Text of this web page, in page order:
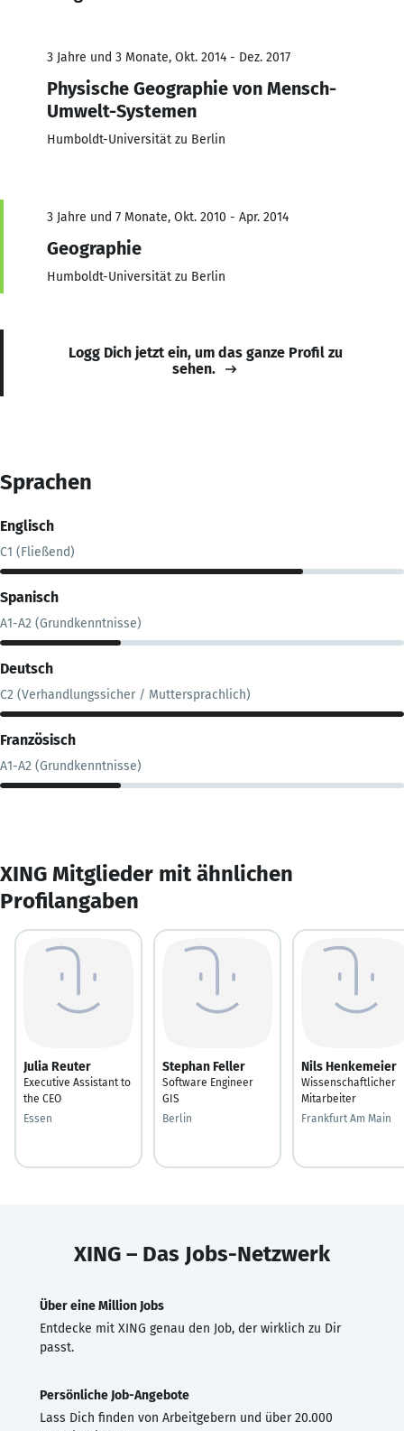
3 Jahre und 3 Monate, Okt. 2014 - Dez. 2017
Physische Geographie von Mensch-
Umwelt-Systemen
Humboldt-Universität zu Berlin
3 Jahre und 7 Monate, Okt. 2010 - Apr. 2014
Geographie
Humboldt-Universität zu Berlin
Logg Dich jetzt ein, um das ganze Profil zu
sehen.
Sprachen
Englisch
C1 (Fließend)
Spanisch
A1-A2 (Grundkenntnisse)
Deutsch
C2 (Verhandlungssicher / Muttersprachlich)
Französisch
A1-A2 (Grundkenntnisse)
XING Mitglieder mit ähnlichen
Profilangaben
Julia Reuter
Executive Assistant to
the CEO
Essen
Stephan Feller
Software Engineer
GIS
Berlin
Nils Henkemeier
Wissenschaftlicher
Mitarbeiter
Frankfurt Am Main
XING – Das Jobs-Netzwerk
Über eine Million Jobs
Entdecke mit XING genau den Job, der wirklich zu Dir
passt.
Persönliche Job-Angebote
Lass Dich finden von Arbeitgebern und über 20.000